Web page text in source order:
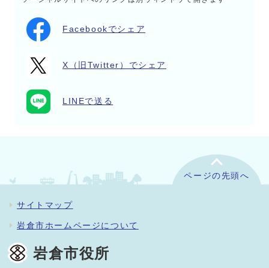
Facebookでシェア
X（旧Twitter）でシェア
LINEで送る
ページの先頭へ
サイトマップ
岩倉市ホームページについて
岩倉市役所